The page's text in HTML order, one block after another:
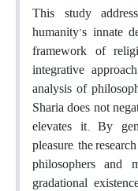
This study
humanity’s innate
framework of
integrative
analysis of
Sharia does not
elevates it. By
pleasure, the
philosophers and
gradational